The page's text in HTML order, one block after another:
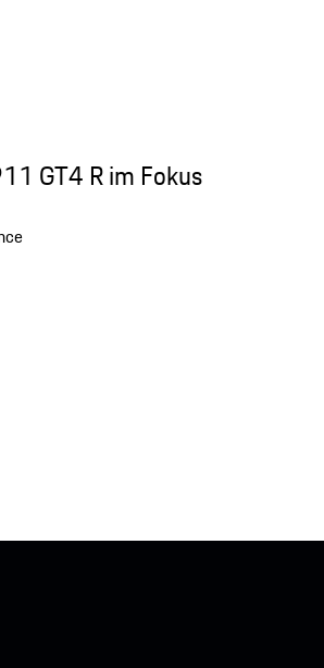
GT4 R im Fokus